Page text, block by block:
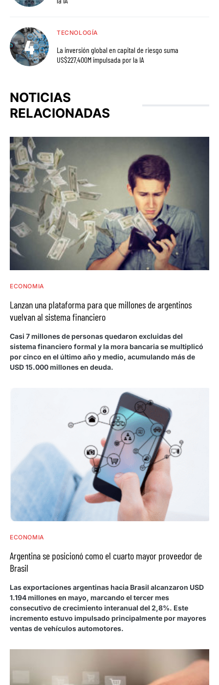
TECNOLOGÍA
La inversión global en capital de riesgo suma
US$227.400M impulsada por la IA
NOTICIAS
RELACIONADAS
ECONOMIA
Lanzan una plataforma para que millones de argentinos
vuelvan al sistema financiero
Casi 7 millones de personas quedaron excluidas del
sistema financiero formal y la mora bancaria se multiplicó
por cinco en el último año y medio, acumulando más de
USD 15.000 millones en deuda.
ECONOMIA
Argentina se posicionó como el cuarto mayor proveedor de
Brasil
Las exportaciones argentinas hacia Brasil alcanzaron USD
1.194 millones en mayo, marcando el tercer mes
consecutivo de crecimiento interanual del 2,8%. Este
incremento estuvo impulsado principalmente por mayores
ventas de vehículos automotores.